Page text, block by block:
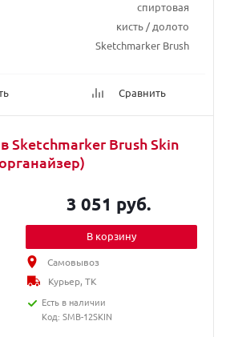
спиртовая
кисть / долото
Sketchmarker Brush
Сравнить
Sketchmarker Brush Skin
3 051 руб.
В корзину
Самовывоз
Курьер, ТК
Есть в наличии
Код: SMB-12SKIN